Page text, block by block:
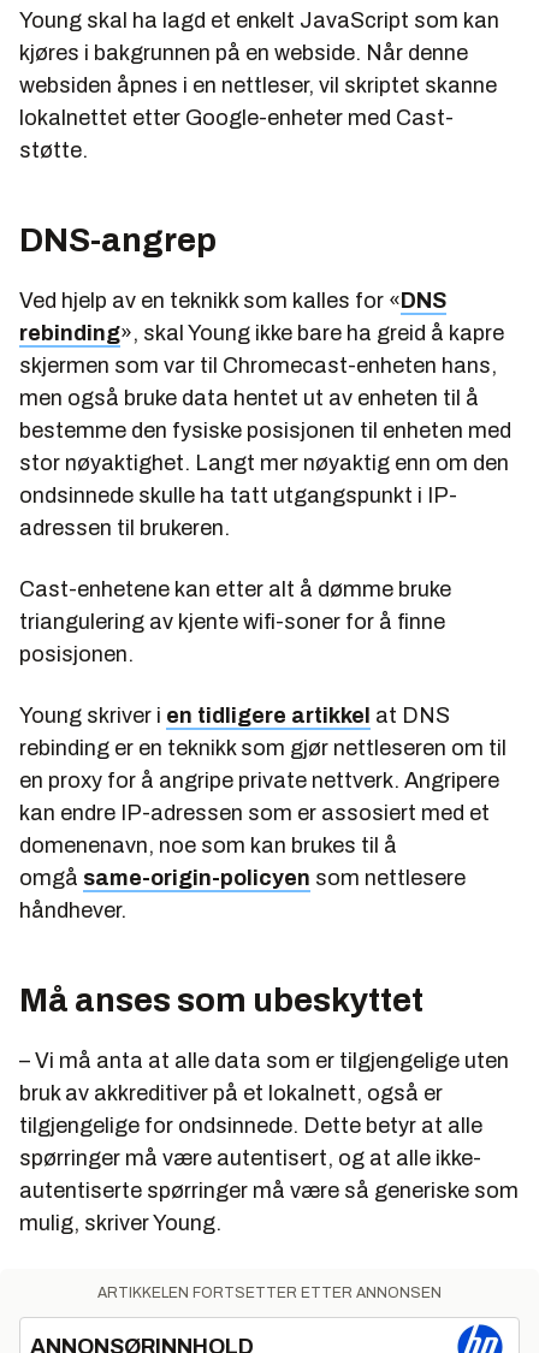
Young skal ha lagd et enkelt JavaScript som kan
kjøres i bakgrunnen på en webside. Når denne
websiden åpnes i en nettleser, vil skriptet skanne
lokalnettet etter Google-enheter med Cast-
støtte.
DNS-angrep
Ved hjelp av en teknikk som kalles for «DNS
rebinding», skal Young ikke bare ha greid å kapre
skjermen som var til Chromecast-enheten hans,
men også bruke data hentet ut av enheten til å
bestemme den fysiske posisjonen til enheten med
stor nøyaktighet. Langt mer nøyaktig enn om den
ondsinnede skulle ha tatt utgangspunkt i IP-
adressen til brukeren.
Cast-enhetene kan etter alt å dømme bruke
triangulering av kjente wifi-soner for å finne
posisjonen.
Young skriver i en tidligere artikkel at DNS
rebinding er en teknikk som gjør nettleseren om til
en proxy for å angripe private nettverk. Angripere
kan endre IP-adressen som er assosiert med et
domenenavn, noe som kan brukes til å
omgå same-origin-policyen som nettlesere
håndhever.
Må anses som ubeskyttet
– Vi må anta at alle data som er tilgjengelige uten
bruk av akkreditiver på et lokalnett, også er
tilgjengelige for ondsinnede. Dette betyr at alle
spørringer må være autentisert, og at alle ikke-
autentiserte spørringer må være så generiske som
mulig, skriver Young.
ARTIKKELEN FORTSETTER ETTER ANNONSEN
ANNONSØRINNHOLD